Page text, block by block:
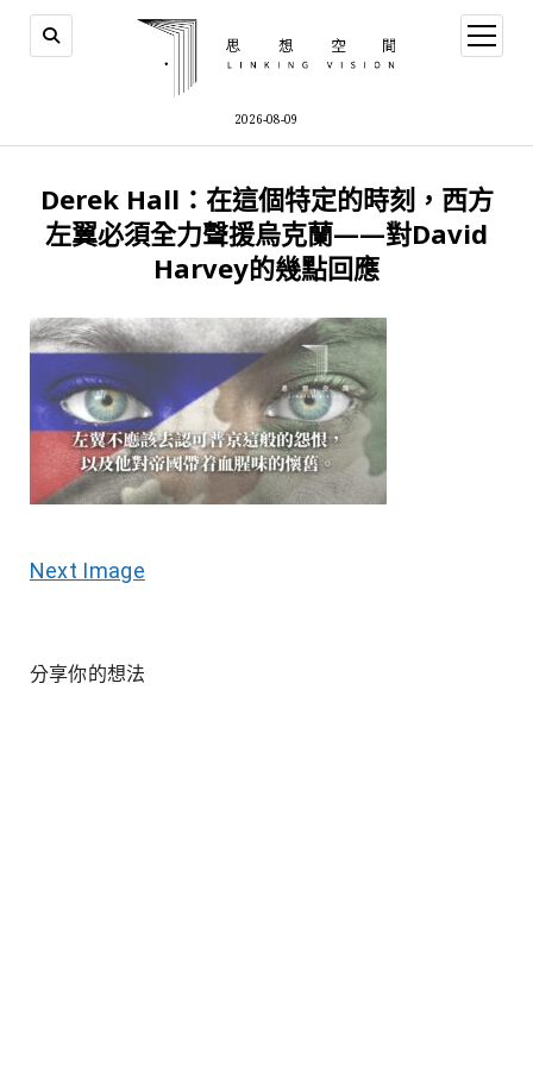
2026-08-09
open
menu
Derek Hall：在這個特定的時刻，西方
左翼必須全力聲援烏克蘭——對David
Harvey的幾點回應
Next Image
分享你的想法